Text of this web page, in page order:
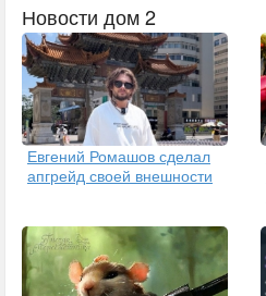
Новости дом 2
Евгений Ромашов сделал
апгрейд своей внешности